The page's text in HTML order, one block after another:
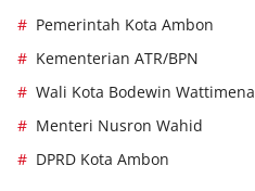
Pemerintah Kota Ambon
Kementerian ATR/BPN
Wali Kota Bodewin Wattimena
Menteri Nusron Wahid
DPRD Kota Ambon